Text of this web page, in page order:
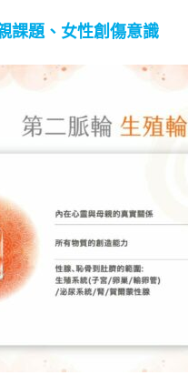
課題、女性創傷意識